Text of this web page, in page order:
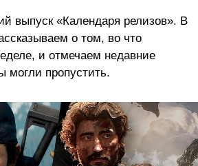
выпуск «Календаря релизов». В
о том, во что
и отмечаем недавние
могли пропустить.